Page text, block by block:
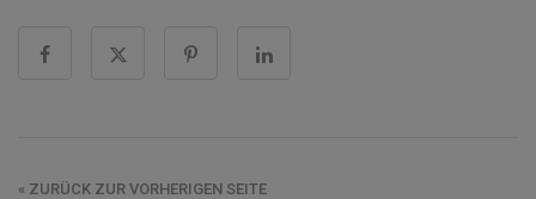
« ZURÜCK ZUR VORHERIGEN SEITE